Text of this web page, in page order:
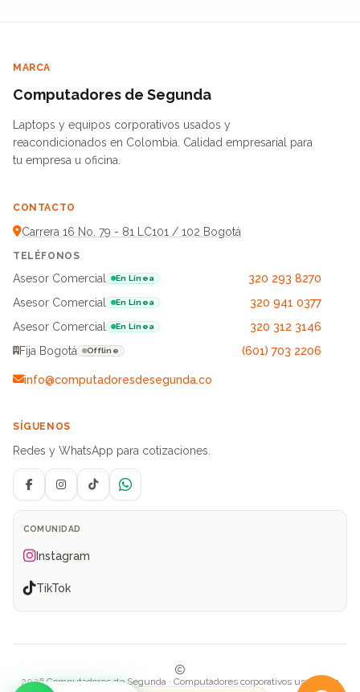
MARCA
Computadores de Segunda
Laptops y equipos corporativos usados y
reacondicionados en Colombia. Calidad empresarial para
tu empresa u oficina.
CONTACTO
Carrera 16 No. 79 - 81 LC101 / 102 Bogotá
TELÉFONOS
Asesor Comercial En Línea
320 293 8270
Asesor Comercial
En Línea
320 941 0377
Asesor Comercial
En Línea
320 312 3146
Fija Bogotá
Offline (601) 703 2206
info@computadoresdesegunda.co
SÍGUENOS
Redes y WhatsApp para cotizaciones.
FacebookInstagramTikTokWhatsApp
COMUNIDAD
Instagram
TikTok
2026 Computadores de Segunda · Computadores corporativos usados en